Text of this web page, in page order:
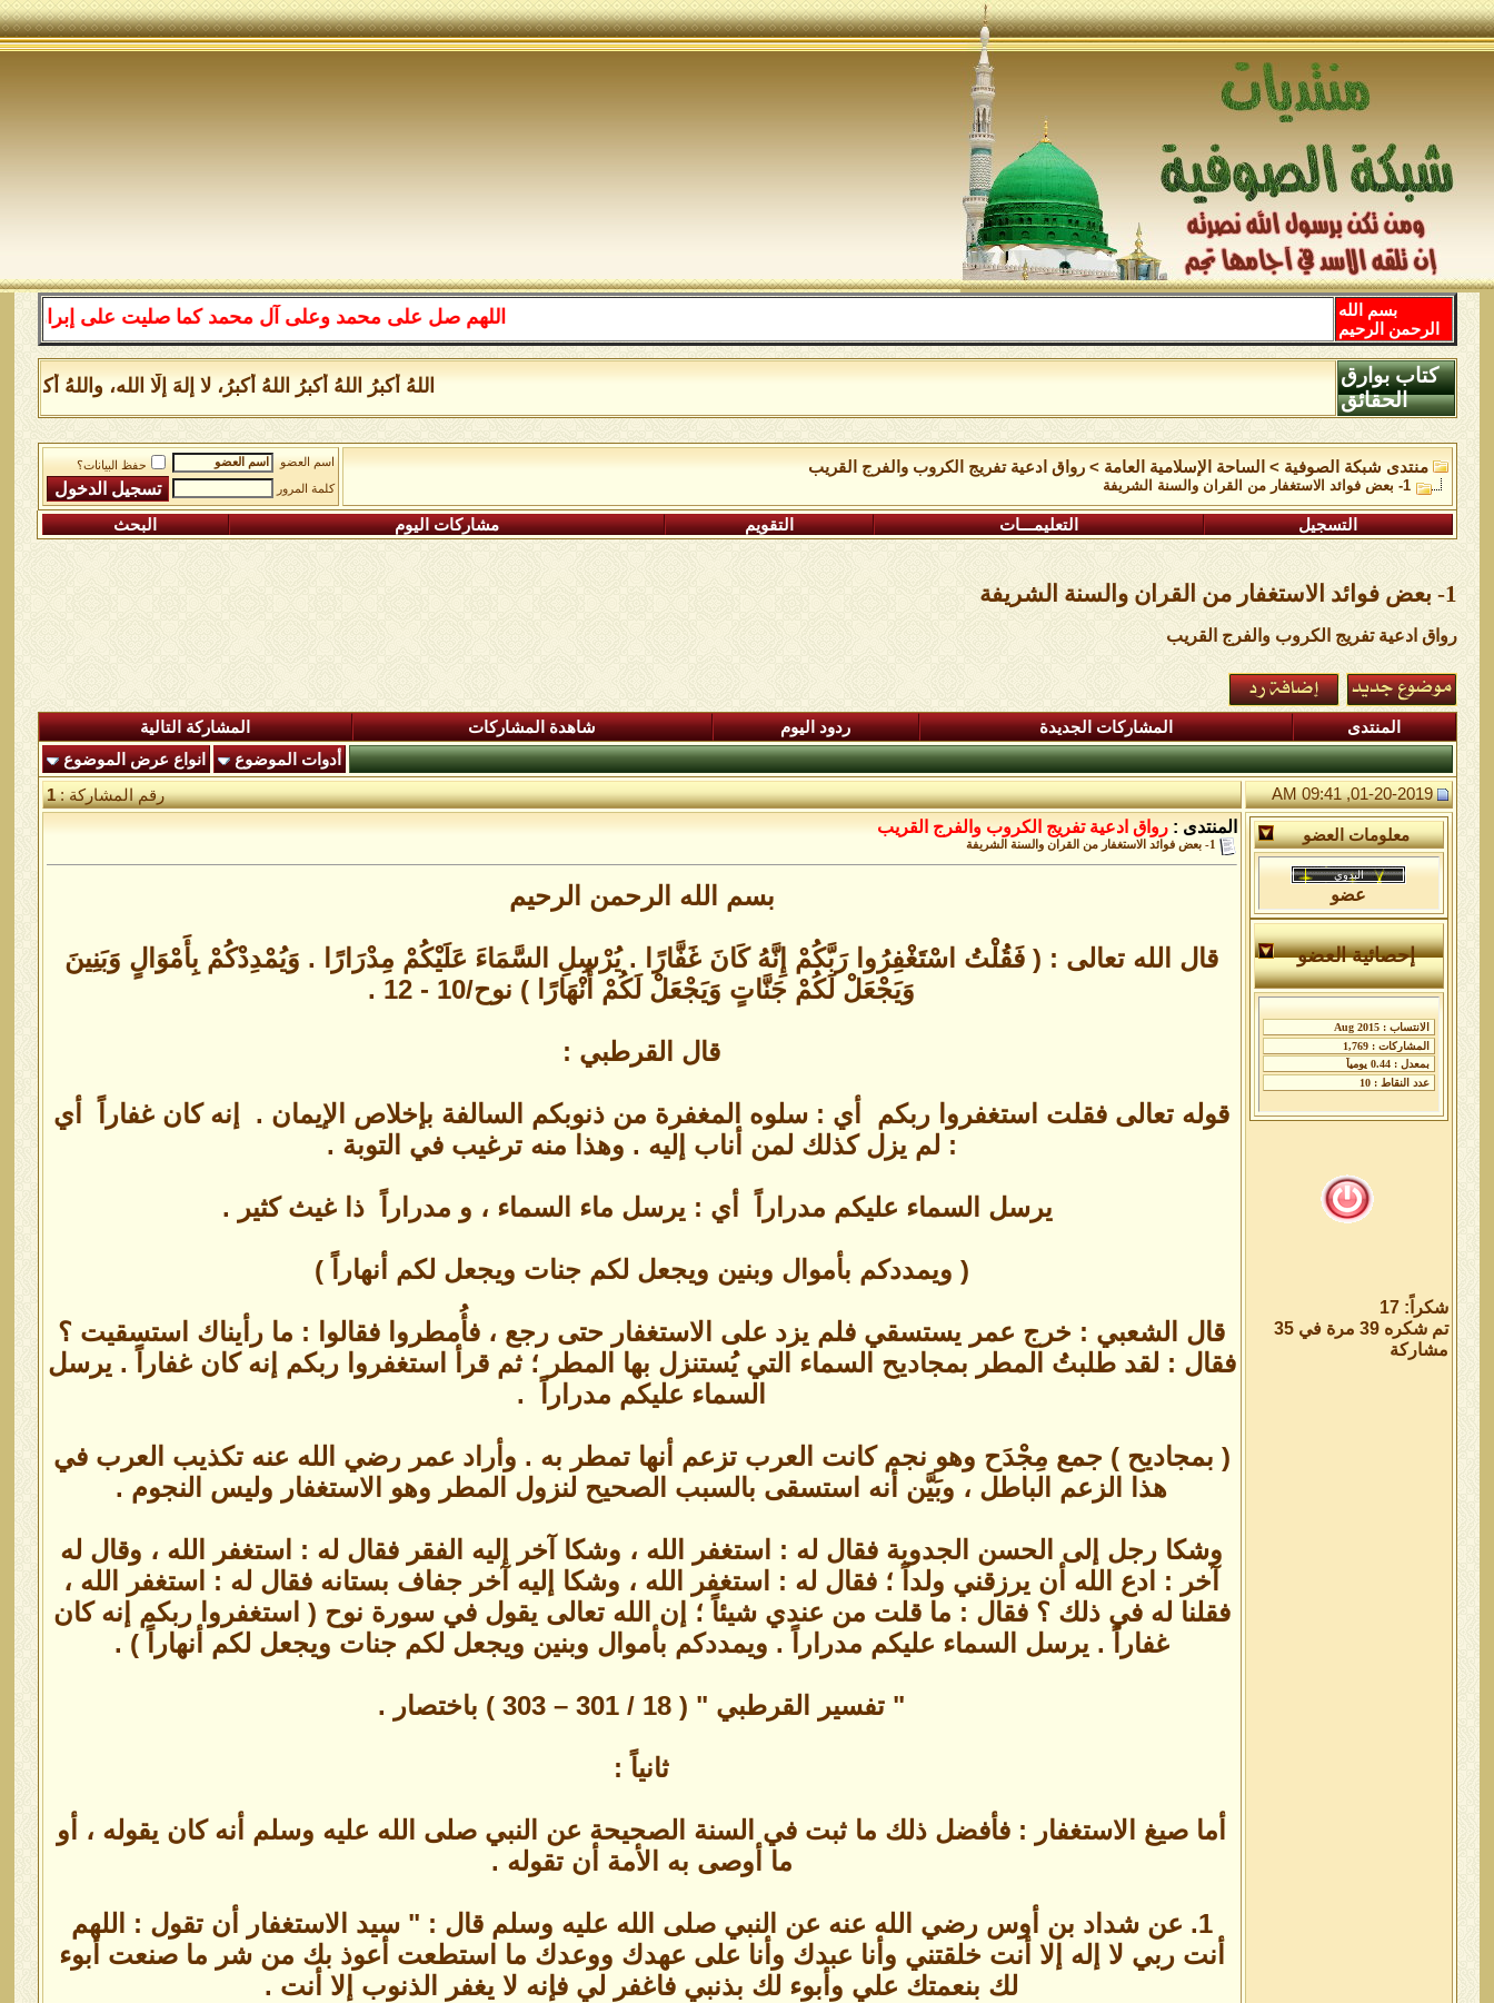
اللهم صل على محمد وعلى آل محمد كما صليت على إبراهيم وعلى آل
بسم الله
الرحمن الرحيم
اللهُ أكبرُ اللهُ أكبرُ اللهُ أكبرُ، لا إلهَ إلَّا الله، واللهُ أكبر
كتاب بوارق
الحقائق
منتدى شبكة الصوفية > الساحة اﻹسلامية العامة >رواق ادعية تفريج الكروب والفرج القريب
1- بعض فوائد الاستغفار من القران والسنة الشريفة
اسم العضو
حفظ البيانات؟
كلمة المرور
التسجيل التعليمـــات التقويم مشاركات اليوم البحث
1- بعض فوائد الاستغفار من القران والسنة الشريفة
رواق ادعية تفريج الكروب والفرج القريب
المنتدى المشاركات الجديدة ردود اليوم شاهدة المشاركات
المشاركة التالية
أدوات الموضوع
انواع عرض الموضوع
01-20-2019, 09:41 AM
رقم المشاركة :1
معلومات العضو
عضو
إحصائية العضو
شكراً: 17
تم شكره 39 مرة في 35
مشاركة
المنتدى : رواق ادعية تفريج الكروب والفرج القريب
1- بعض فوائد الاستغفار من القران والسنة الشريفة
بسم الله الرحمن الرحيم
قال الله تعالى : ( فَقُلْتُ اسْتَغْفِرُوا رَبَّكُمْ إِنَّهُ كَانَ غَفَّارًا . يُرْسِلِ السَّمَاءَ عَلَيْكُمْ مِدْرَارًا . وَيُمْدِدْكُمْ بِأَمْوَالٍ وَبَنِينَ
وَيَجْعَلْ لَكُمْ جَنَّاتٍ وَيَجْعَلْ لَكُمْ أَنْهَارًا ) نوح/10 - 12 .
قال القرطبي :
قوله تعالى ‏فقلت استغفروا ربكم‏ ‏ أي : سلوه المغفرة من ذنوبكم السالفة بإخلاص الإيمان ‏.‏ ‏‏ إنه كان غفاراً ‏‏ أي
: لم يزل كذلك لمن أناب إليه ‏.‏ وهذا منه ترغيب في التوبة‏ .‏
‏ ‏يرسل السماء عليكم مدراراً ‏‏ أي : يرسل ماء السماء ، و‏ ‏مدراراً ‏‏ ذا غيث كثير‏ .‏
‏( ويمددكم بأموال وبنين ويجعل لكم جنات ويجعل لكم أنهاراً ‏)
قال الشعبي ‏:‏ خرج عمر يستسقي فلم يزد على الاستغفار حتى رجع ، فأُمطروا فقالوا ‏:‏ ما رأيناك استسقيت‏ ؟‏
فقال ‏:‏ لقد طلبتُ المطر بمجاديح السماء التي يُستنزل بها المطر ؛ ثم قرأ‏ ‏استغفروا ربكم إنه كان غفاراً ‏.‏ يرسل
السماء عليكم مدراراً ‏ ‏‏.‏
( بمجاديح ) جمع مِجْدَح وهو نجم كانت العرب تزعم أنها تمطر به . وأراد عمر رضي الله عنه تكذيب العرب في
هذا الزعم الباطل ، وبَيَّن أنه استسقى بالسبب الصحيح لنزول المطر وهو الاستغفار وليس النجوم .
وشكا رجل إلى الحسن الجدوبة فقال له ‏:‏ استغفر الله ‏،‏ وشكا آخر إليه الفقر فقال له ‏:‏ استغفر الله ‏،‏ وقال له
آخر ‏:‏ ادع الله أن يرزقني ولداً ؛ فقال له ‏:‏ استغفر الله‏ ،‏ وشكا إليه آخر جفاف بستانه فقال له ‏:‏ استغفر الله‏ ،‏
فقلنا له في ذلك ‏؟‏ فقال ‏:‏ ما قلت من عندي شيئاً ؛ إن الله تعالى يقول في سورة نوح ( ‏استغفروا ربكم إنه كان
غفاراً ‏.‏ يرسل السماء عليكم مدراراً ‏.‏ ويمددكم بأموال وبنين ويجعل لكم جنات ويجعل لكم أنهاراً ‏) .
" تفسير القرطبي " ( 18 / 301 – 303 ) باختصار .
ثانياً :
أما صيغ الاستغفار : فأفضل ذلك ما ثبت في السنة الصحيحة عن النبي صلى الله عليه وسلم أنه كان يقوله ، أو
ما أوصى به الأمة أن تقوله .
1. عن شداد بن أوس رضي الله عنه عن النبي صلى الله عليه وسلم قال : " سيد الاستغفار أن تقول : اللهم
أنت ربي لا إله إلا أنت خلقتني وأنا عبدك وأنا على عهدك ووعدك ما استطعت أعوذ بك من شر ما صنعت أبوء
لك بنعمتك علي وأبوء لك بذنبي فاغفر لي فإنه لا يغفر الذنوب إلا أنت .